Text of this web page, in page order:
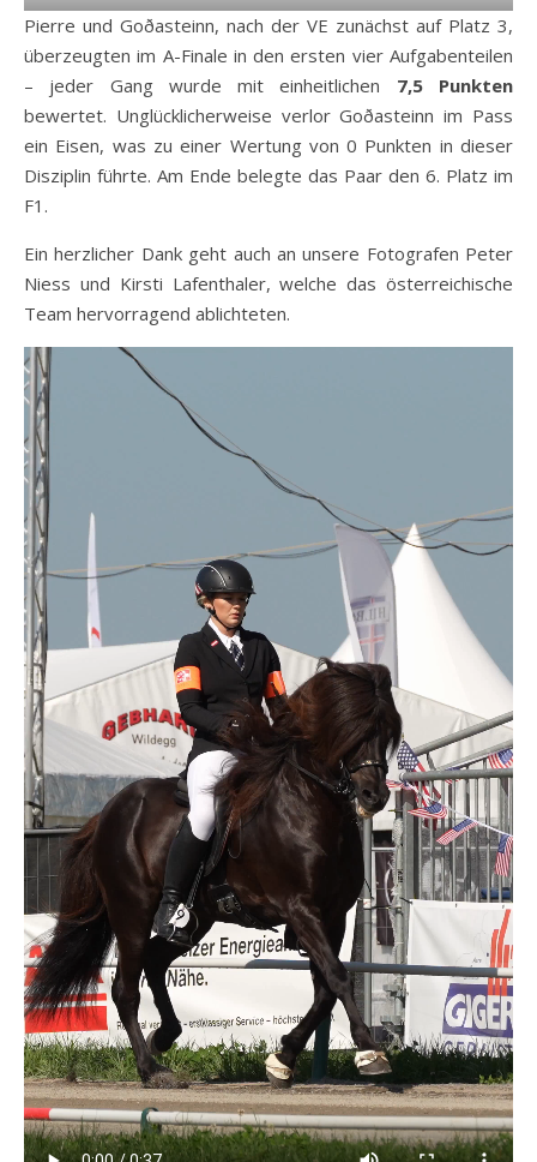
Pierre und Goðasteinn, nach der VE zunächst auf Platz 3,
überzeugten im A-Finale in den ersten vier Aufgabenteilen
– jeder Gang wurde mit einheitlichen 7,5 Punkten
bewertet. Unglücklicherweise verlor Goðasteinn im Pass
ein Eisen, was zu einer Wertung von 0 Punkten in dieser
Disziplin führte. Am Ende belegte das Paar den 6. Platz im
F1.
Ein herzlicher Dank geht auch an unsere Fotografen Peter
Niess und Kirsti Lafenthaler, welche das österreichische
Team hervorragend ablichteten.